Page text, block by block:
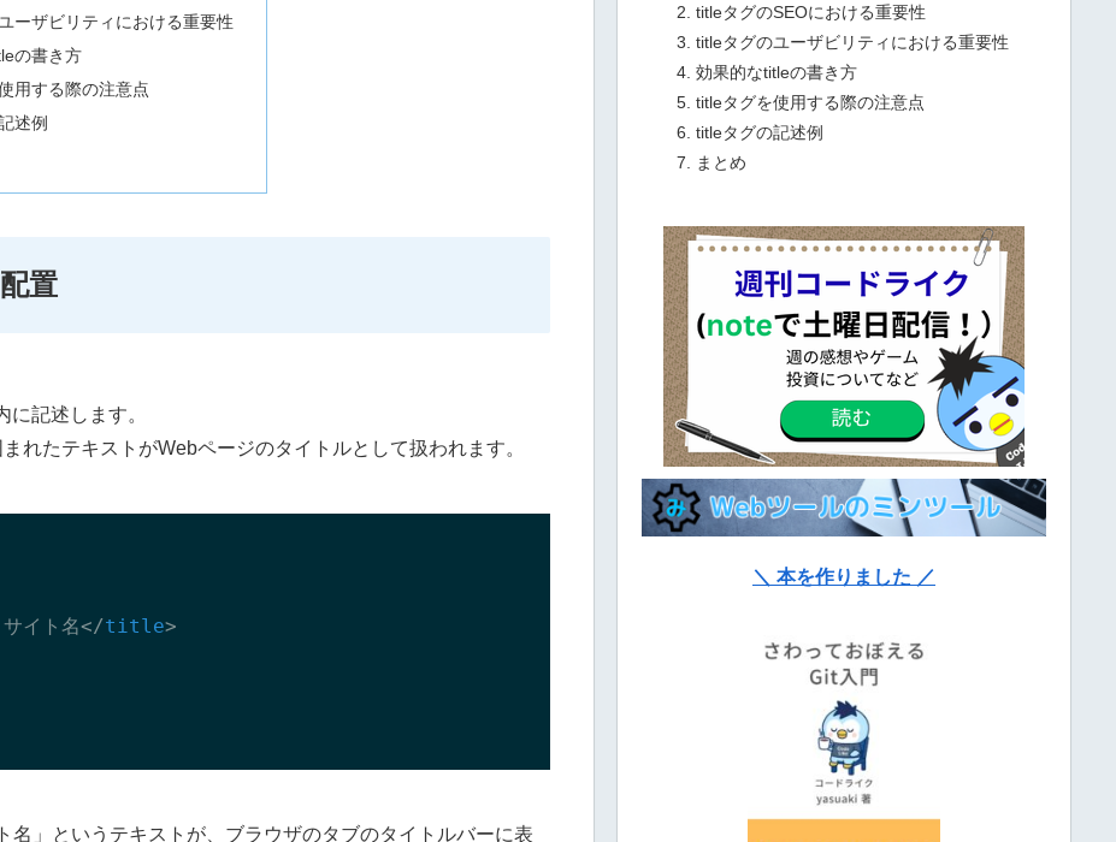
ーザビリティにおける重要性
の書き方
用する際の注意点
述例
置
に記述します。
れたテキストがWebページのタイトルとして扱われます。
イト名</title>
名」というテキストが、ブラウザのタブのタイトルバーに表
titleタグのSEOにおける重要性
titleタグのユーザビリティにおける重要性
効果的なtitleの書き方
titleタグを使用する際の注意点
titleタグの記述例
まとめ
＼ 本を作りました ／